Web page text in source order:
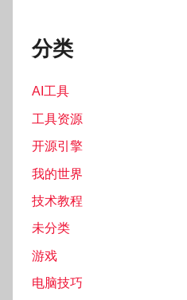
分类
AI工具
工具资源
开源引擎
我的世界
技术教程
未分类
游戏
电脑技巧